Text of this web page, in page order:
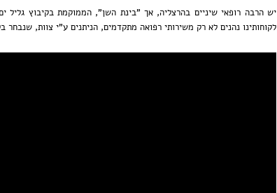
יש הרבה רופאי שיניים בהרצליה, אך "בינת השן", הממוקמת בקיבוץ
לקוחותינו נהנים לא רק משירותי רפואה מתקדמים, הניתנים ע"י צוות,